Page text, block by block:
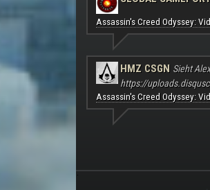
Assassin's Creed Odyssey:
HMZ CSGN Sieht
https://
Assassin's Creed Odyssey:
.